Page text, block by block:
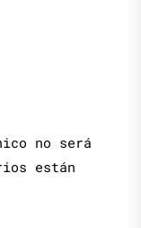
no será
están